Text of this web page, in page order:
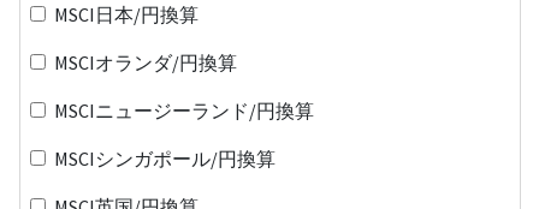
MSCI日本/円換算
MSCIオランダ/円換算
MSCIニュージーランド/円換算
MSCIシンガポール/円換算